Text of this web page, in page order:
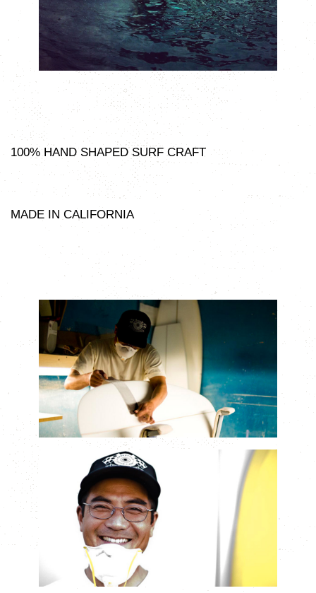
100% HAND SHAPED SURF CRAFT
MADE IN CALIFORNIA